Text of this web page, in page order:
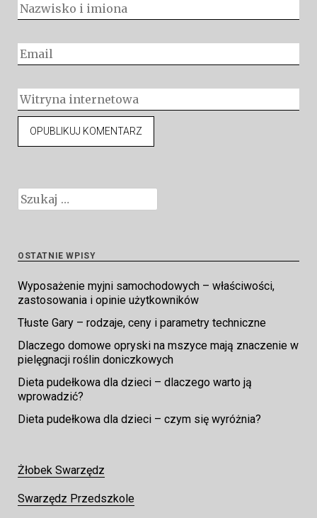
Szukaj:
OSTATNIE WPISY
Wyposażenie myjni samochodowych – właściwości,
zastosowania i opinie użytkowników
Tłuste Gary – rodzaje, ceny i parametry techniczne
Dlaczego domowe opryski na mszyce mają znaczenie w
pielęgnacji roślin doniczkowych
Dieta pudełkowa dla dzieci – dlaczego warto ją
wprowadzić?
Dieta pudełkowa dla dzieci – czym się wyróżnia?
Żłobek Swarzędz
Swarzędz Przedszkole